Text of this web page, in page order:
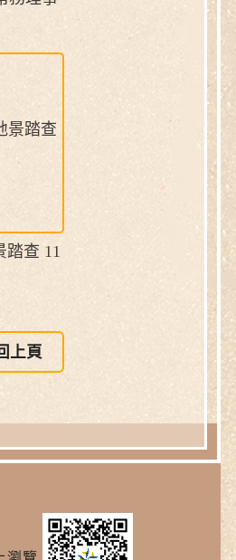
踏查 11
上頁